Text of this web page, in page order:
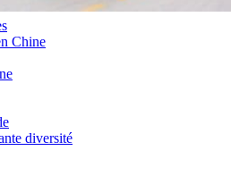
Chine
diversité